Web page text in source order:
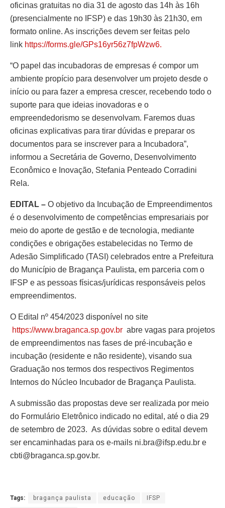
oficinas gratuitas no dia 31 de agosto das 14h às 16h
(presencialmente no IFSP) e das 19h30 às 21h30, em
formato online. As inscrições devem ser feitas pelo
link https://forms.gle/GPs16yr56z7fpWzw6.
“O papel das incubadoras de empresas é compor um
ambiente propício para desenvolver um projeto desde o
início ou para fazer a empresa crescer, recebendo todo o
suporte para que ideias inovadoras e o
empreendedorismo se desenvolvam. Faremos duas
oficinas explicativas para tirar dúvidas e preparar os
documentos para se inscrever para a Incubadora”,
informou a Secretária de Governo, Desenvolvimento
Econômico e Inovação, Stefania Penteado Corradini
Rela.
EDITAL – O objetivo da Incubação de Empreendimentos
é o desenvolvimento de competências empresariais por
meio do aporte de gestão e de tecnologia, mediante
condições e obrigações estabelecidas no Termo de
Adesão Simplificado (TASI) celebrados entre a Prefeitura
do Município de Bragança Paulista, em parceria com o
IFSP e as pessoas físicas/jurídicas responsáveis pelos
empreendimentos.
O Edital nº 454/2023 disponível no site
https://www.braganca.sp.gov.br abre vagas para projetos
de empreendimentos nas fases de pré-incubação e
incubação (residente e não residente), visando sua
Graduação nos termos dos respectivos Regimentos
Internos do Núcleo Incubador de Bragança Paulista.
A submissão das propostas deve ser realizada por meio
do Formulário Eletrônico indicado no edital, até o dia 29
de setembro de 2023. As dúvidas sobre o edital devem
ser encaminhadas para os e-mails ni.bra@ifsp.edu.br e
cbti@braganca.sp.gov.br.
Tags: bragança paulista educação IFSP